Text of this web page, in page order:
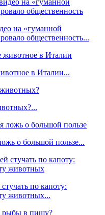
на «гуманной
общественность...
в Италии...
о большой пользе...
по капоту:
животных...